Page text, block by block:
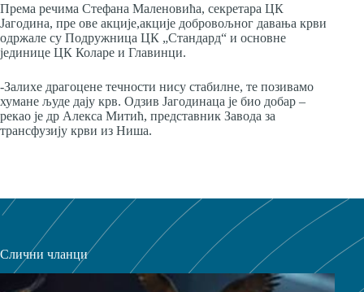
Према речима Стефана Маленовића, секретара ЦК
Јагодина, пре ове акције,акције добровољног давања крви
одржале су Подружница ЦК „Стандард“ и основне
јединице ЦК Коларе и Главинци.
-Залихе драгоцене течности нису стабилне, те позивамо
хумане људе дају крв. Одзив Јагодинаца је био добар –
рекао је др Алекса Митић, представник Завода за
трансфузију крви из Ниша.
Слични чланци